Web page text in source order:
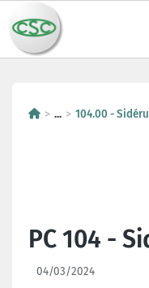
... 104.00 -
PC 104 -
04/03/2024